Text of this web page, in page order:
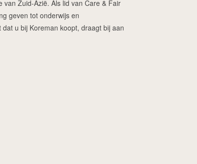
Zuid-Azië. Als lid van Care & Fair
geven tot onderwijs en
u bij Koreman koopt, draagt bij aan